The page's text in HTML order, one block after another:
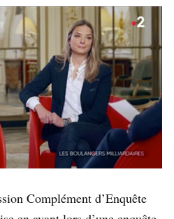
Complément d’Enquête